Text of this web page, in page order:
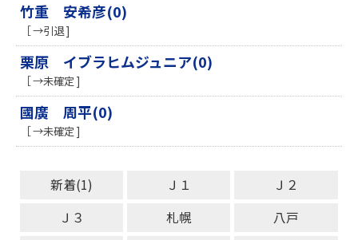
竹重 安希彦(0)
［ →引退 ]
栗原 イブラヒムジュニア(0)
［ →未確定 ]
國廣 周平(0)
［ →未確定 ]
新着(1) Ｊ１
Ｊ２
Ｊ３
札幌
八戸